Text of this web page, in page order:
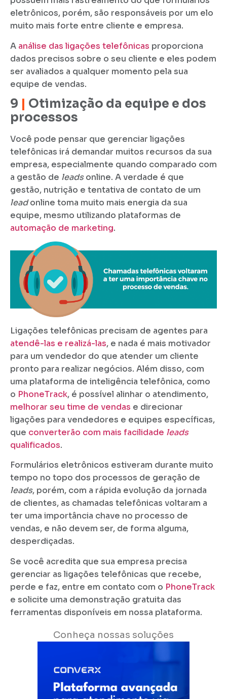
eletrônicos, porém, são responsáveis por um elo
muito mais forte entre cliente e empresa.
A análise das ligações telefônicas proporciona
dados precisos sobre o seu cliente e eles podem
ser avaliados a qualquer momento pela sua
equipe de vendas.
9 | Otimização da equipe e dos
processos
Você pode pensar que gerenciar ligações
telefônicas irá demandar muitos recursos da sua
empresa, especialmente quando comparado com
a gestão de leadsonline. A verdade é que
gestão, nutrição e tentativa de contato de um
leadonline toma muito mais energia da sua
equipe, mesmo utilizando plataformas de
automação de marketing.
Ligações telefônicas precisam de agentes para
atendê-las e realizá-las, e nada é mais motivador
para um vendedor do que atender um cliente
pronto para realizar negócios. Além disso, com
uma plataforma de inteligência telefônica, como
o PhoneTrack, é possível alinhar o atendimento,
melhorar seu time de vendas e direcionar
ligações para vendedores e equipes específicas,
que converterão com mais facilidade leads
qualificados.
Formulários eletrônicos estiveram durante muito
tempo no topo dos processos de geração de
leads, porém, com a rápida evolução da jornada
de clientes, as chamadas telefônicas voltaram a
ter uma importância chave no processo de
vendas, e não devem ser, de forma alguma,
desperdiçadas.
Se você acredita que sua empresa precisa
gerenciar as ligações telefônicas que recebe,
perde e faz, entre em contato com o PhoneTrack
e solicite uma demonstração gratuita das
ferramentas disponíveis em nossa plataforma.
Conheça nossas soluções